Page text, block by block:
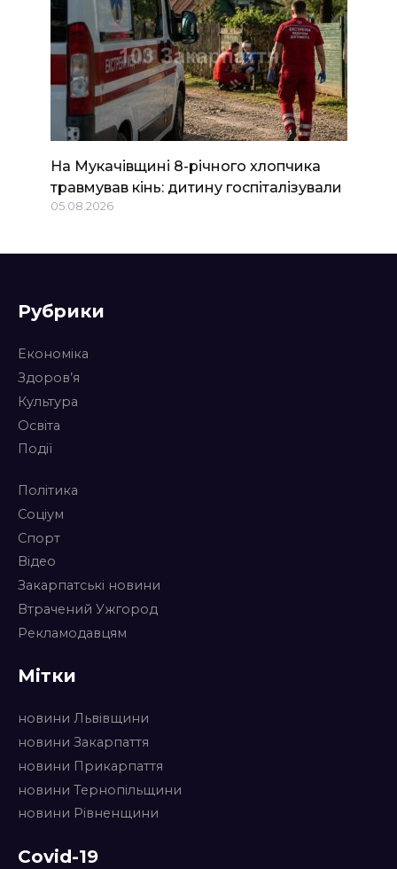
На Мукачівщині 8-річного хлопчика
травмував кінь: дитину госпіталізували
05.08.2026
Рубрики
Економіка
Здоров’я
Культура
Освіта
Події
Політика
Соціум
Спорт
Відео
Закарпатські новини
Втрачений Ужгород
Рекламодавцям
Мітки
новини Львівщини
новини Закарпаття
новини Прикарпаття
новини Тернопільщини
новини Рівненщини
Covid-19